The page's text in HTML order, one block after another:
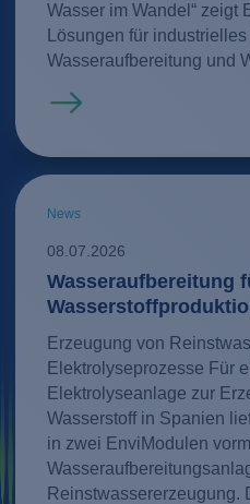
Wasser im Wandel“ zeigt
Lösungen für
Wasseraufbereitung und
Mehr erfahren
News
08.07.2026
Wasseraufbereitung
Erzeugung von
Elektrolyseprozesse Für
Elektrolyseanlage zur
Wasserstoff in Spanien
in zwei EnviModulen
Reinstwassererzeugung.